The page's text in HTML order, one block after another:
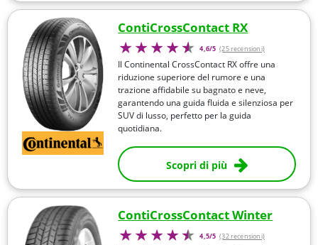
ContiCrossContact RX
4,6/5 (25 recensioni)
Il Continental CrossContact RX offre una
riduzione superiore del rumore e una
trazione affidabile su bagnato e neve,
garantendo una guida fluida e silenziosa per
SUV di lusso, perfetto per la guida
quotidiana.
Scopri di più
ContiCrossContact Winter
4,5/5 (32 recensioni)